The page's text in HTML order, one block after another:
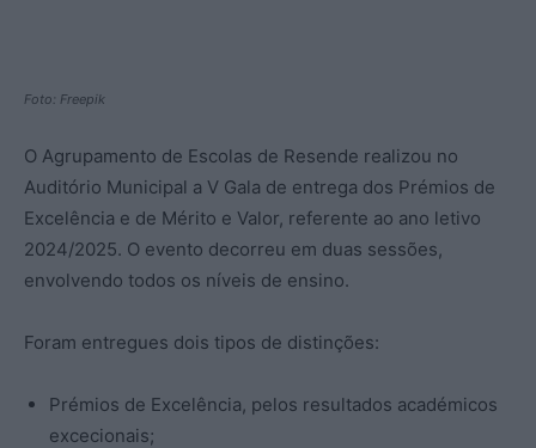
Foto: Freepik
O Agrupamento de Escolas de Resende realizou no
Auditório Municipal a V Gala de entrega dos Prémios de
Excelência e de Mérito e Valor, referente ao ano letivo
2024/2025. O evento decorreu em duas sessões,
envolvendo todos os níveis de ensino.
Foram entregues dois tipos de distinções:
Prémios de Excelência, pelos resultados académicos
excecionais;